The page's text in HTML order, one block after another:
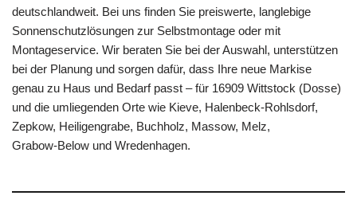
deutschlandweit. Bei uns finden Sie preiswerte, langlebige
Sonnenschutzlösungen zur Selbstmontage oder mit
Montageservice. Wir beraten Sie bei der Auswahl, unterstützen
bei der Planung und sorgen dafür, dass Ihre neue Markise
genau zu Haus und Bedarf passt – für 16909 Wittstock (Dosse)
und die umliegenden Orte wie Kieve, Halenbeck‑Rohlsdorf,
Zepkow, Heiligengrabe, Buchholz, Massow, Melz,
Grabow‑Below und Wredenhagen.